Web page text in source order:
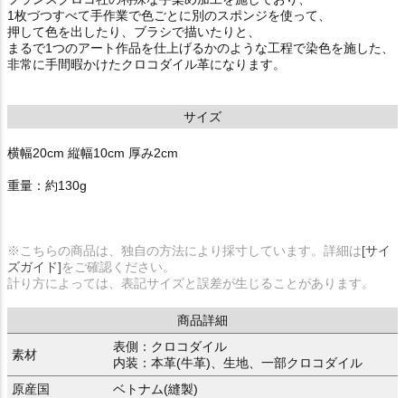
1枚づつすべて手作業で色ごとに別のスポンジを使って、
押して色を出したり、ブラシで描いたりと、
まるで1つのアート作品を仕上げるかのような工程で染色を施した、
非常に手間暇かけたクロコダイル革になります。
サイズ
横幅20cm 縦幅10cm 厚み2cm
重量：約130g
※こちらの商品は、独自の方法により採寸しています。詳細は[サイ
ズガイド]をご確認ください。
計り方によっては、表記サイズと誤差が生じることがあります。
商品詳細
素材
表側：クロコダイル
内装：本革(牛革)、生地、一部クロコダイル
原産国
ベトナム(縫製)